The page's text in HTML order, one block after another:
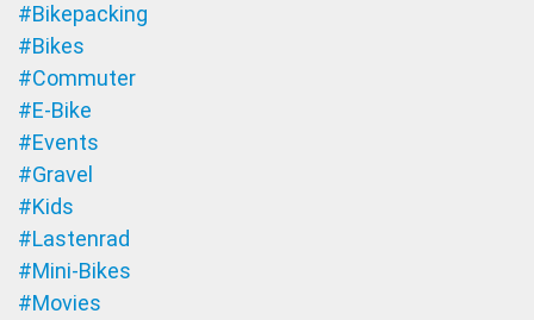
#Bikepacking
#Bikes
#Commuter
#E-Bike
#Events
#Gravel
#Kids
#Lastenrad
#Mini-Bikes
#Movies